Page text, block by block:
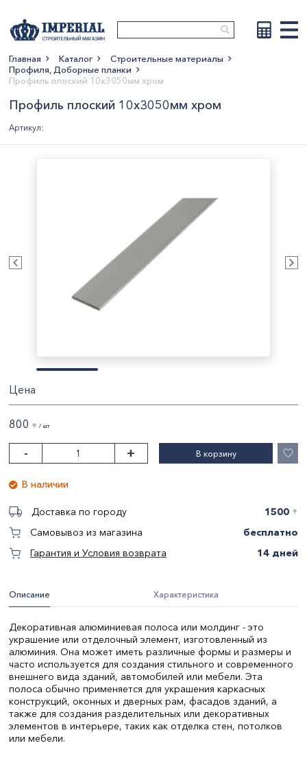
Показать больше
Главная Каталог
Строительные материалы
Профиля, Доборные планки
Профиль плоский 10х3050мм хром
Профиль плоский 10х3050мм хром
Артикул:
Описание Характеристика
Декоративная алюминиевая полоса или молдинг - это
украшение или отделочный элемент, изготовленный из
алюминия. Она может иметь различные формы и размеры и
часто используется для создания стильного и современного
внешнего вида зданий, автомобилей или мебели. Эта
полоса обычно применяется для украшения каркасных
конструкций, оконных и дверных рам, фасадов зданий, а
также для создания разделительных или декоративных
элементов в интерьере, таких как отделка стен, потолков
или мебели.
Цена
800 〒 / шт
- + В корзину
В наличии
Доставка по городу 1500 〒
Самовывоз из магазина
бесплатно
Гарантия и Условия возврата
14 дней